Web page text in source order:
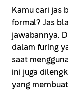
Kamu cari jas
formal? Jas
jawabannya.
dalam furing
saat
ini juga
yang